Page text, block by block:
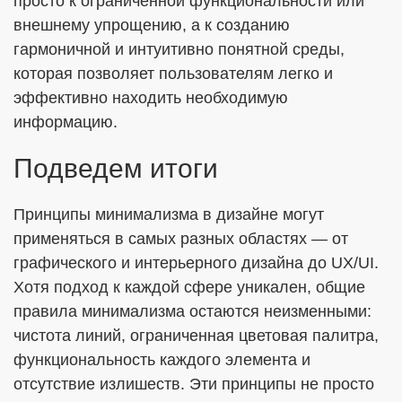
внешнему упрощению, а к созданию
гармоничной и интуитивно понятной среды,
которая позволяет пользователям легко и
эффективно находить необходимую
информацию.
Подведем итоги
Принципы минимализма в дизайне могут
применяться в самых разных областях — от
графического и интерьерного дизайна до UX/UI.
Хотя подход к каждой сфере уникален, общие
правила минимализма остаются неизменными:
чистота линий, ограниченная цветовая палитра,
функциональность каждого элемента и
отсутствие излишеств. Эти принципы не просто